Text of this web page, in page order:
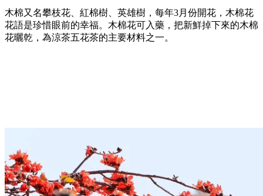
木棉又名攀枝花、紅棉樹、英雄樹，每年3月份開花，木棉花
花語是珍惜眼前的幸福。木棉花可入藥，把新鮮掉下來的木棉
花曬乾，為涼茶五花茶的主要材料之一。